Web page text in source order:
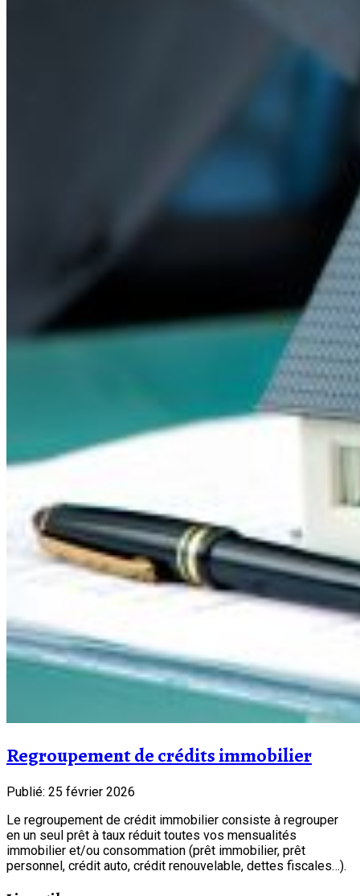
Regroupement de crédits immobilier
Publié: 25 février 2026
Le regroupement de crédit immobilier consiste à regrouper
en un seul prêt à taux réduit toutes vos mensualités
immobilier et/ou consommation (prêt immobilier, prêt
personnel, crédit auto, crédit renouvelable, dettes fiscales…).